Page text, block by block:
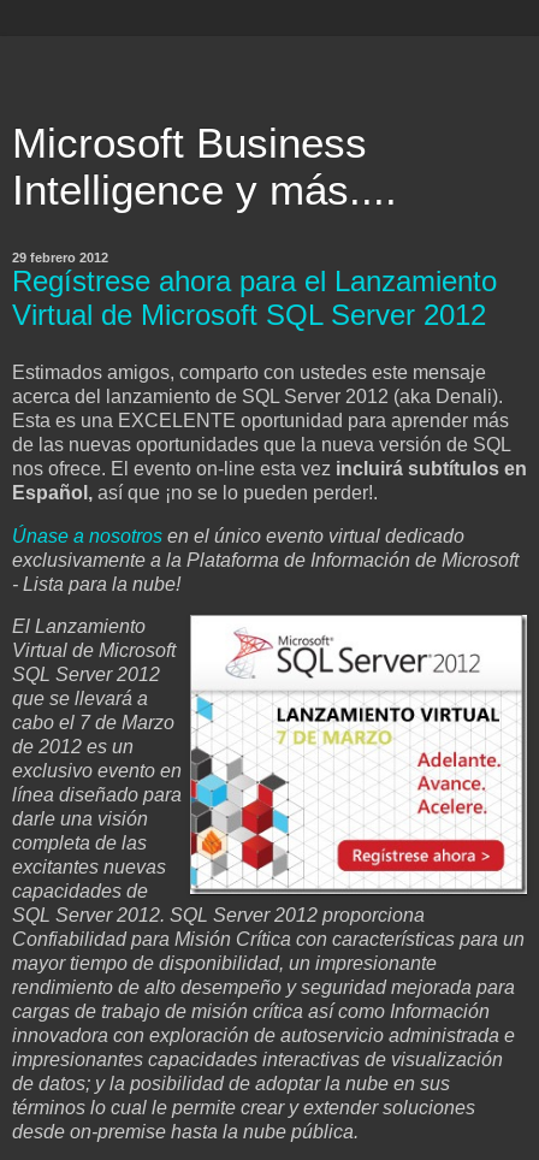
Microsoft Business
Intelligence y más....
29 febrero 2012
Regístrese ahora para el Lanzamiento
Virtual de Microsoft SQL Server 2012
Estimados amigos, comparto con ustedes este mensaje
acerca del lanzamiento de SQL Server 2012 (aka Denali).
Esta es una EXCELENTE oportunidad para aprender más
de las nuevas oportunidades que la nueva versión de SQL
nos ofrece. El evento on-line esta vez incluirá subtítulos en
Español, así que ¡no se lo pueden perder!.
Únase a nosotros en el único evento virtual dedicado
exclusivamente a la Plataforma de Información de Microsoft
- Lista para la nube!
El Lanzamiento
Virtual de Microsoft
SQL Server 2012
que se llevará a
cabo el 7 de Marzo
de 2012 es un
exclusivo evento en
línea diseñado para
darle una visión
completa de las
excitantes nuevas
capacidades de
SQL Server 2012. SQL Server 2012 proporciona
Confiabilidad para Misión Crítica con características para un
mayor tiempo de disponibilidad, un impresionante
rendimiento de alto desempeño y seguridad mejorada para
cargas de trabajo de misión crítica así como Información
innovadora con exploración de autoservicio administrada e
impresionantes capacidades interactivas de visualización
de datos; y la posibilidad de adoptar la nube en sus
términos lo cual le permite crear y extender soluciones
desde on-premise hasta la nube pública.